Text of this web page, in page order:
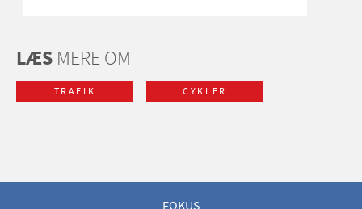
LÆS MERE OM
TRAFIK CYKLER